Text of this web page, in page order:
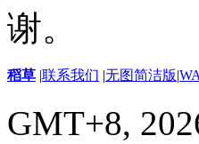
谢。
稻草 |联系我们 |无图简洁版|
GMT+8,